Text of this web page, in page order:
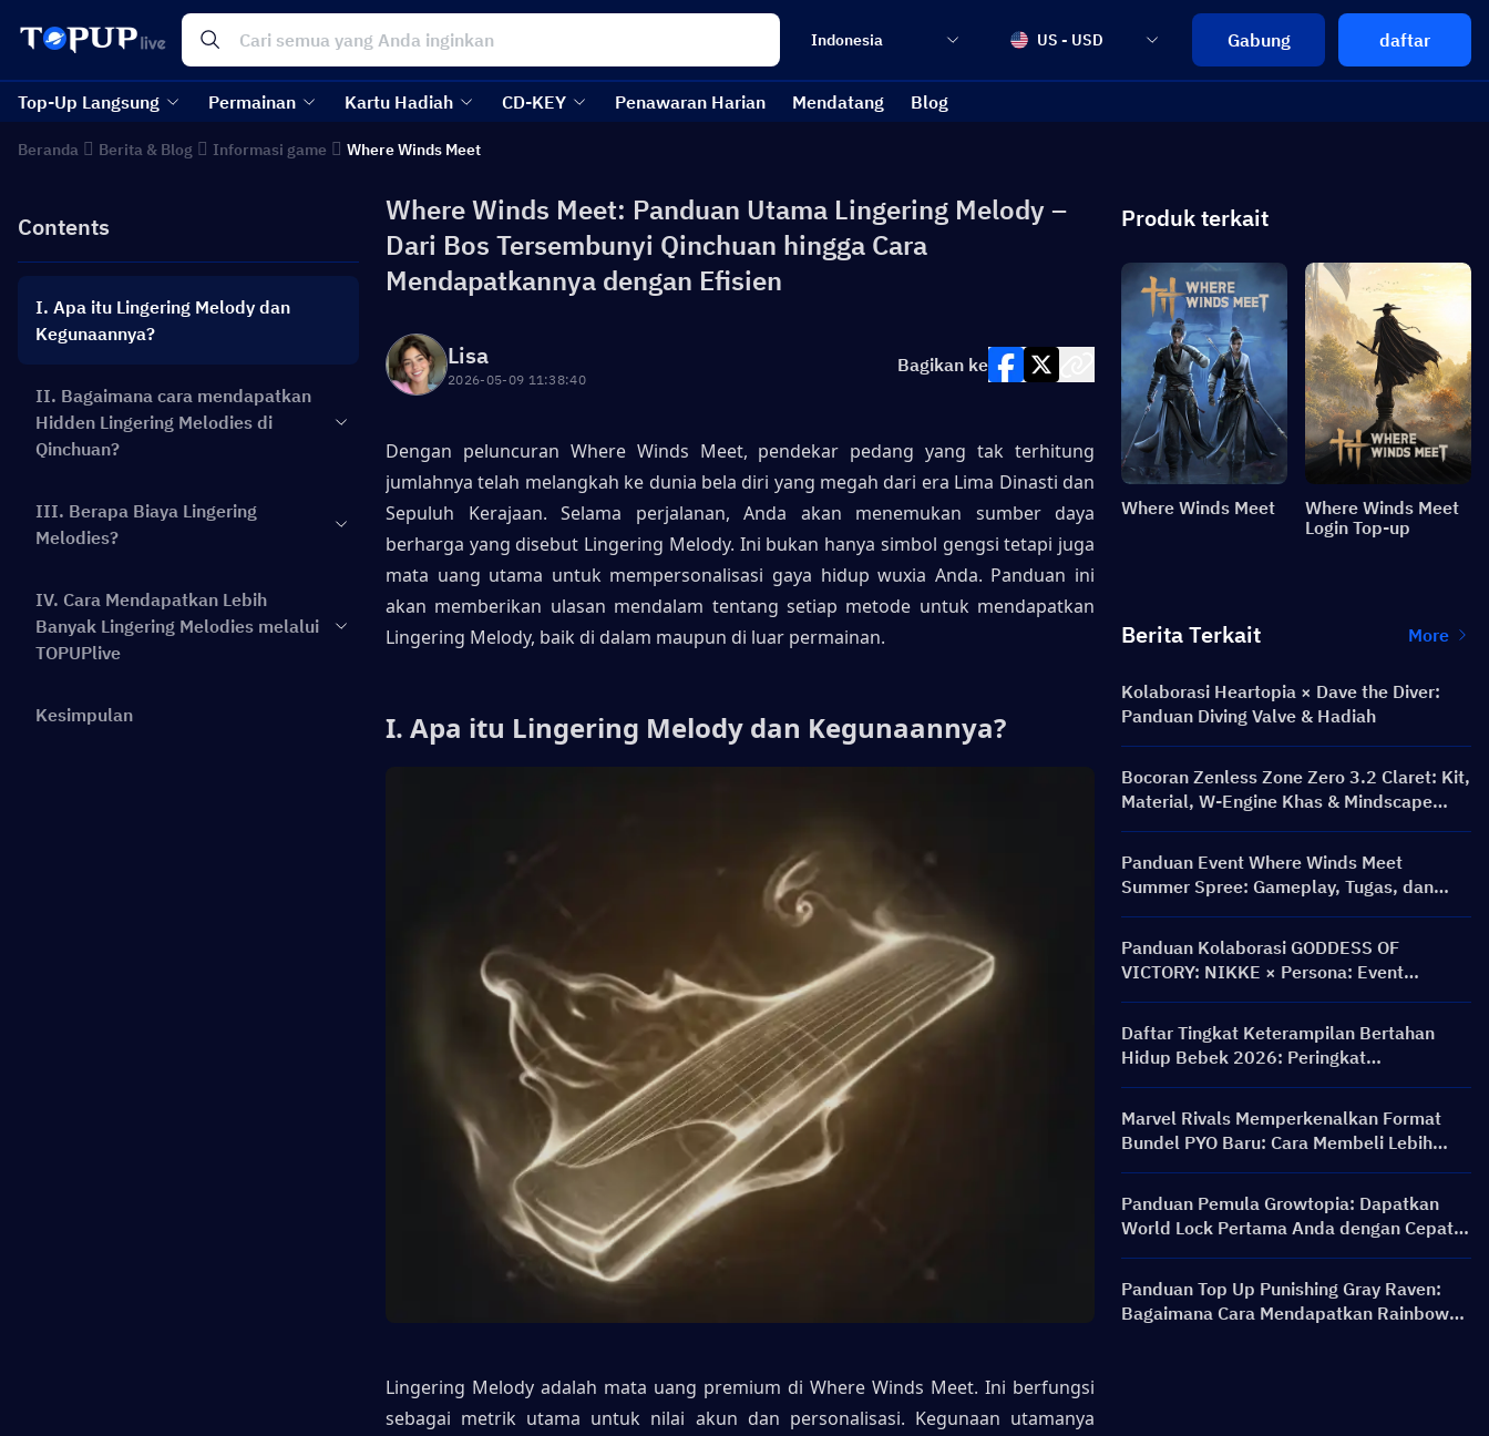
Indonesia US - USD Gabung daftar
Top-Up Langsung Permainan Kartu Hadiah CD-KEY Penawaran Harian Mendatang Blog
Beranda Berita & Blog Informasi game Where Winds Meet
Contents
I. Apa itu Lingering Melody dan
Kegunaannya?
II. Bagaimana cara mendapatkan
Hidden Lingering Melodies di
Qinchuan?
III. Berapa Biaya Lingering
Melodies?
IV. Cara Mendapatkan Lebih
Banyak Lingering Melodies melalui
TOPUPlive
Kesimpulan
Where Winds Meet: Panduan Utama Lingering Melody –
Dari Bos Tersembunyi Qinchuan hingga Cara
Mendapatkannya dengan Efisien
Lisa
2026-05-09 11:38:40
Bagikan ke
Dengan peluncuran Where Winds Meet, pendekar pedang yang tak terhitung
jumlahnya telah melangkah ke dunia bela diri yang megah dari era Lima Dinasti dan
Sepuluh Kerajaan. Selama perjalanan, Anda akan menemukan sumber daya
berharga yang disebut Lingering Melody. Ini bukan hanya simbol gengsi tetapi juga
mata uang utama untuk mempersonalisasi gaya hidup wuxia Anda. Panduan ini
akan memberikan ulasan mendalam tentang setiap metode untuk mendapatkan
Lingering Melody, baik di dalam maupun di luar permainan.
I. Apa itu Lingering Melody dan Kegunaannya?
Lingering Melody adalah mata uang premium di Where Winds Meet. Ini berfungsi
sebagai metrik utama untuk nilai akun dan personalisasi. Kegunaan utamanya
Produk terkait
Where Winds Meet
Where Winds Meet
Login Top-up
Berita Terkait More
Kolaborasi Heartopia × Dave the Diver:
Panduan Diving Valve & Hadiah
Bocoran Zenless Zone Zero 3.2 Claret: Kit,
Material, W-Engine Khas & Mindscape
Cinema
Panduan Event Where Winds Meet
Summer Spree: Gameplay, Tugas, dan
Hadiah
Panduan Kolaborasi GODDESS OF
VICTORY: NIKKE × Persona: Event
PERSONA ON FRONTLINE, Karakter,
Banner & Hadiah
Daftar Tingkat Keterampilan Bertahan
Hidup Bebek 2026: Peringkat
Keterampilan Terbaik dan Panduan Build
Marvel Rivals Memperkenalkan Format
Bundel PYO Baru: Cara Membeli Lebih
Cerdas di Pembaruan Toko Musim 9.5
Panduan Pemula Growtopia: Dapatkan
World Lock Pertama Anda dengan Cepat &
Aman
Panduan Top Up Punishing Gray Raven:
Bagaimana Cara Mendapatkan Rainbow